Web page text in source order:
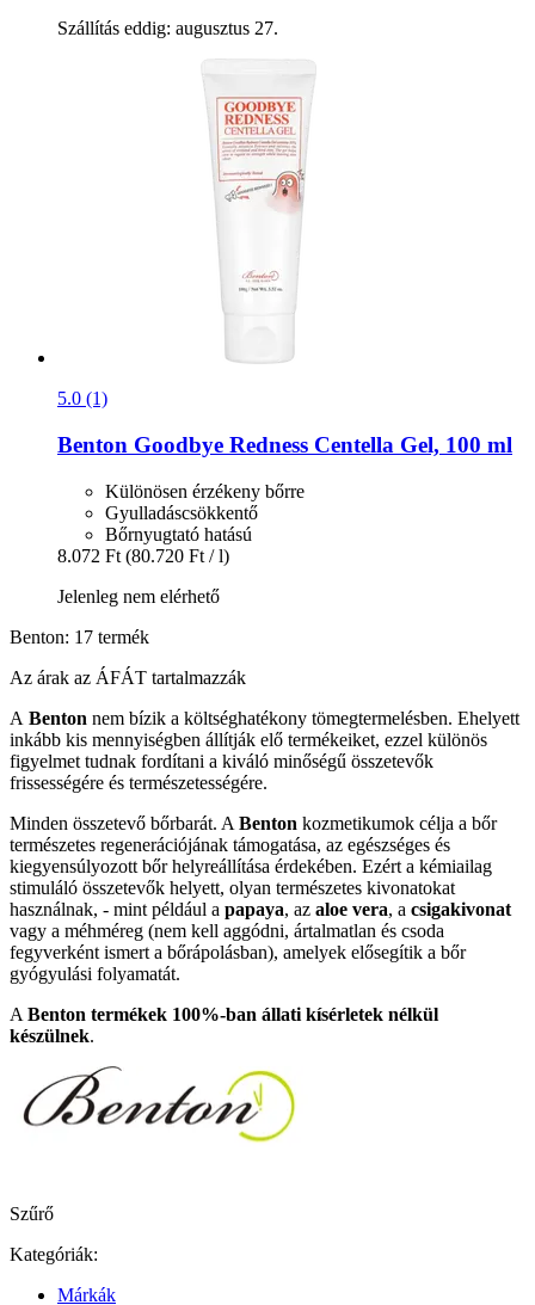
Szállítás eddig: augusztus 27.
5.0 (1)
Benton Goodbye Redness Centella Gel, 100 ml
Különösen érzékeny bőrre
Gyulladáscsökkentő
Bőrnyugtató hatású
8.072 Ft (80.720 Ft / l)
Jelenleg nem elérhető
Benton: 17 termék
Az árak az ÁFÁT tartalmazzák
A Benton nem bízik a költséghatékony tömegtermelésben. Ehelyett
inkább kis mennyiségben állítják elő termékeiket, ezzel különös
figyelmet tudnak fordítani a kiváló minőségű összetevők
frissességére és természetességére.
Minden összetevő bőrbarát. A Benton kozmetikumok célja a bőr
természetes regenerációjának támogatása, az egészséges és
kiegyensúlyozott bőr helyreállítása érdekében. Ezért a kémiailag
stimuláló összetevők helyett, olyan természetes kivonatokat
használnak, - mint például a papaya, az aloe vera, a csigakivonat
vagy a méhméreg (nem kell aggódni, ártalmatlan és csoda
fegyverként ismert a bőrápolásban), amelyek elősegítik a bőr
gyógyulási folyamatát.
A Benton termékek 100%-ban állati kísérletek nélkül
készülnek.
Szűrő
Kategóriák:
Márkák